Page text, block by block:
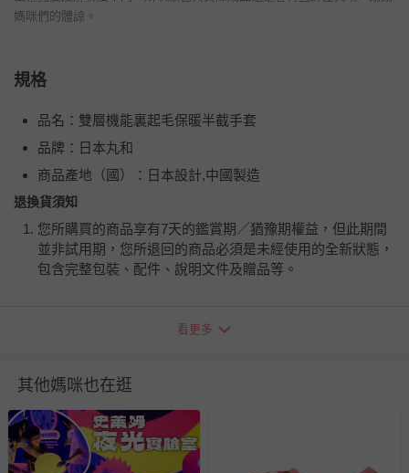
媽咪們的體諒。
規格
品名：雙層機能裏起毛保暖半截手套
品牌：日本丸和
商品產地（國）：日本設計,中國製造
退換貨須知
您所購買的商品享有7天的鑑賞期／猶豫期權益，但此期間
並非試用期，您所退回的商品必須是未經使用的全新狀態，
包含完整包裝、配件、說明文件及贈品等。
瑕疵退換貨所產生的運費，將由媽咪愛負責處理，若非瑕疵
並點選『我要退貨』即可進行申請。若有相關退貨問題，請
至媽咪愛LINE@客服ID: @mamilove
與服務，謝謝。
針對滿件折/滿額贈…等活動，如因部份退貨，而該訂單保
看更多
其他媽咪也在逛